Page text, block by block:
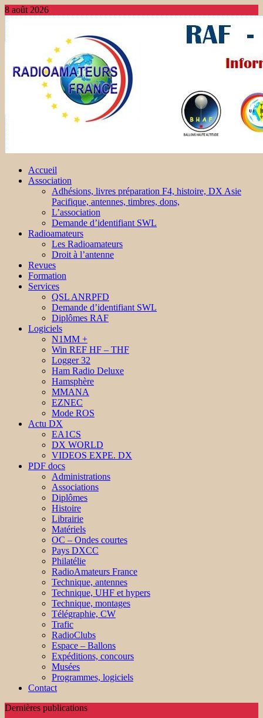
8 août 2026
Accueil
Association
Adhésions, livres préparation F4, histoire, DX Asie
Pacifique, antennes, timbres, dons,
L’association
Demande d’identifiant SWL
Radioamateurs
Les Radioamateurs
Droit à l’antenne
Revues
Formation
Services
QSL ANRPFD
Demande d’identifiant SWL
Diplômes RAF
Logiciels
N1MM +
Win REF HF – THF
Logger 32
Ham Radio Deluxe
Hamsphère
MMANA
EZNEC
Mode ROS
Actu DX
EA1CS
DX WORLD
VIDEOS EXPE. DX
PDF docs
Administrations
Associations
Diplômes
Histoire
Librairie
Matériels
OC – Ondes courtes
Pays DXCC
Philatélie
RadioAmateurs France
Technique, antennes
Technique, UHF et hypers
Technique, montages
Télégraphie, CW
Trafic
RadioClubs
Espace – Ballons
Expéditions, concours
Musées
Programmes, logiciels
Contact
Dernières publications